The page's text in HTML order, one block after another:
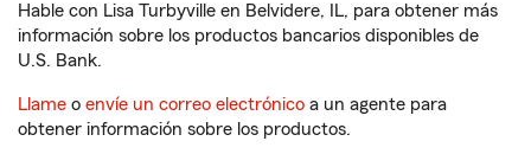
Hable con Lisa Turbyville en Belvidere, IL, para obtener más
información sobre los productos bancarios disponibles de
U.S. Bank.
Llame o envíe un correo electrónico a un agente para
obtener información sobre los productos.